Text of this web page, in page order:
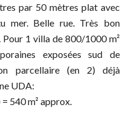
par 50 mètres plat avec
mer. Belle rue. Très bon
Pour 1 villa de 800/1000 m²
exposées sud de
parcellaire (en 2) déjà
UDA:
540 m² approx.